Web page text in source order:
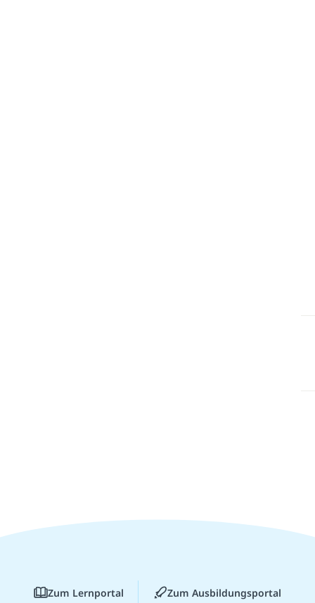
Zum Lernportal Zum Ausbildungsportal